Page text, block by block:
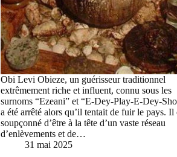
Obi Levi Obieze, un guérisseur traditionnel
extrêmement riche et influent, connu sous les
surnoms “Ezeani” et “E-Dey-Play-E-Dey-
a été arrêté alors qu’il tentait de fuir le pays. Il
soupçonné d’être à la tête d’un vaste réseau
d’enlèvements et de…
31 mai 2025